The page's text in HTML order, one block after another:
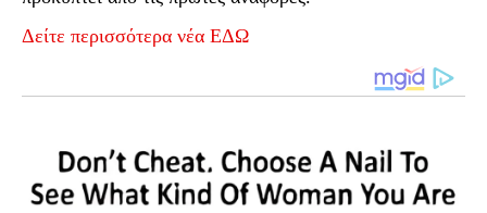
Δείτε περισσότερα νέα ΕΔΩ